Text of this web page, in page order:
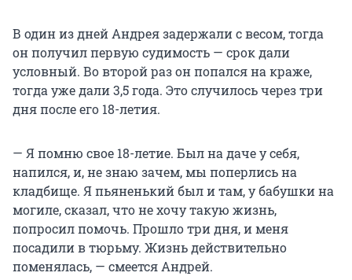
В один из дней Андрея задержали с весом, тогда
он получил первую судимость — срок дали
условный. Во второй раз он попался на краже,
тогда уже дали 3,5 года. Это случилось через три
дня после его 18-летия.
— Я помню свое 18-летие. Был на даче у себя,
напился, и, не знаю зачем, мы поперлись на
кладбище. Я пьяненький был и там, у бабушки на
могиле, сказал, что не хочу такую жизнь,
попросил помочь. Прошло три дня, и меня
посадили в тюрьму. Жизнь действительно
поменялась, — смеется Андрей.